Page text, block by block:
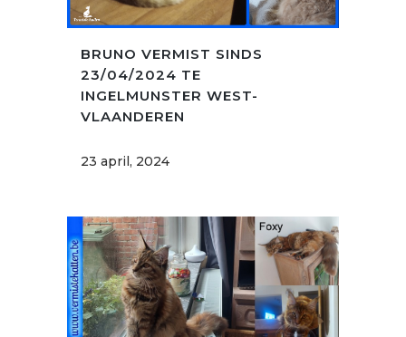
BRUNO VERMIST SINDS
23/04/2024 TE
INGELMUNSTER WEST-
VLAANDEREN
23 april, 2024